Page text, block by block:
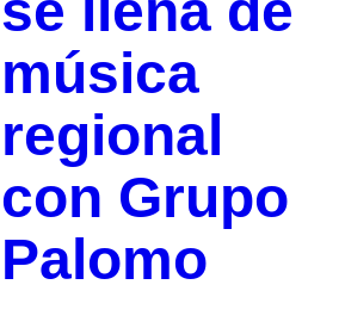
música
regional
con Grupo
Palomo